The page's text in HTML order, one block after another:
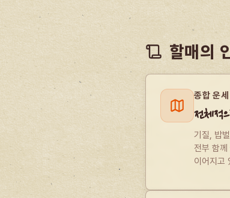
할매의
종합 운세
전체적
기질, 밥
전부 함
이어지고